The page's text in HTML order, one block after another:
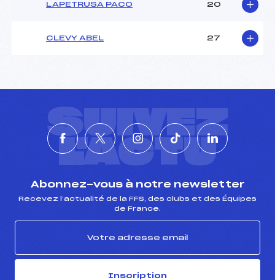
LAPETRUSA PACO 20
CLEVY ABEL 27
SUIVEZ
L'ACTU
Abonnez-vous à notre newsletter
Recevez l’actualité de la FFS, des clubs et des Équipes
de France.
Inscription